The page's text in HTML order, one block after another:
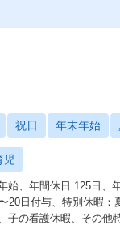
祝日 年末年始
児
始、年間休日 125日、
20日付与、特別休暇：
子の看護休暇、その他